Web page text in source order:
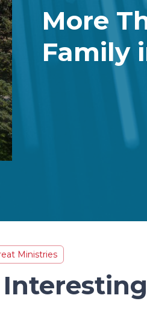
More
Family
Ministries